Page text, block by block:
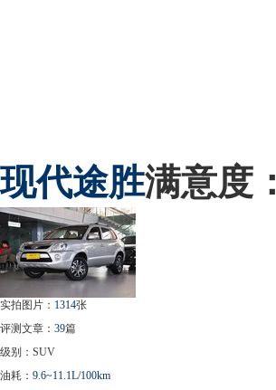
现代途胜满意度：
实拍图片： 1314张
评测文章： 39篇
级别：SUV
油耗： 9.6~11.1L/100km